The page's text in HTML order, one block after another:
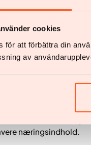
cookies
för att förbättra din
av
indeholder
også relativt høje i
vægttab.
ikke tælle kalorier,
er klar, og
planen – især i
Hvis du ofte
gøre det
Det kan være en
næringsindhold.